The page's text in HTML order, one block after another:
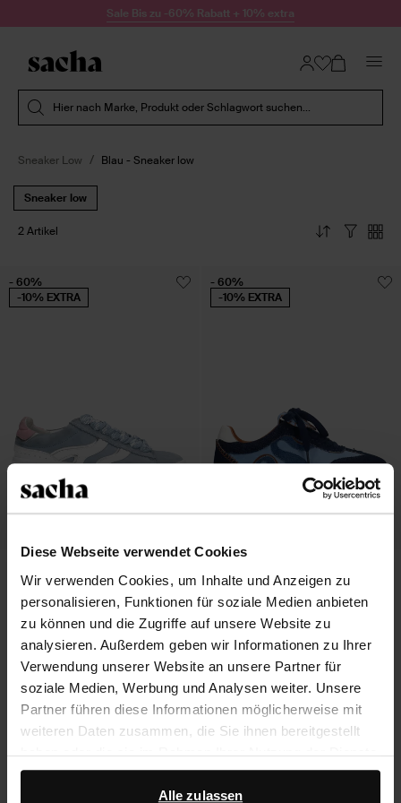
Diese Webseite verwendet Cookies
Wir verwenden Cookies, um Inhalte und Anzeigen zu
personalisieren, Funktionen für soziale Medien anbieten
zu können und die Zugriffe auf unsere Website zu
analysieren. Außerdem geben wir Informationen zu Ihrer
Verwendung unserer Website an unsere Partner für
soziale Medien, Werbung und Analysen weiter. Unsere
Partner führen diese Informationen möglicherweise mit
weiteren Daten zusammen, die Sie ihnen bereitgestellt
haben oder die sie im Rahmen Ihrer Nutzung der Dienste
gesammelt haben.
Alle zulassen
Zum Inhalt springenSale Bis zu -60% Rabatt + 10% extra
Hier nach Marke, Produkt oder Schlagwort suchen...
Sneaker Low Blau - Sneaker low
Sneaker low
2 Artikel
weißen Details
114.00
45.60
- 60%
-10% EXTRA
Denim-Details
124.00
49.60
- 60%
-10% EXTRA
Über Sacha
Versand und Lieferung